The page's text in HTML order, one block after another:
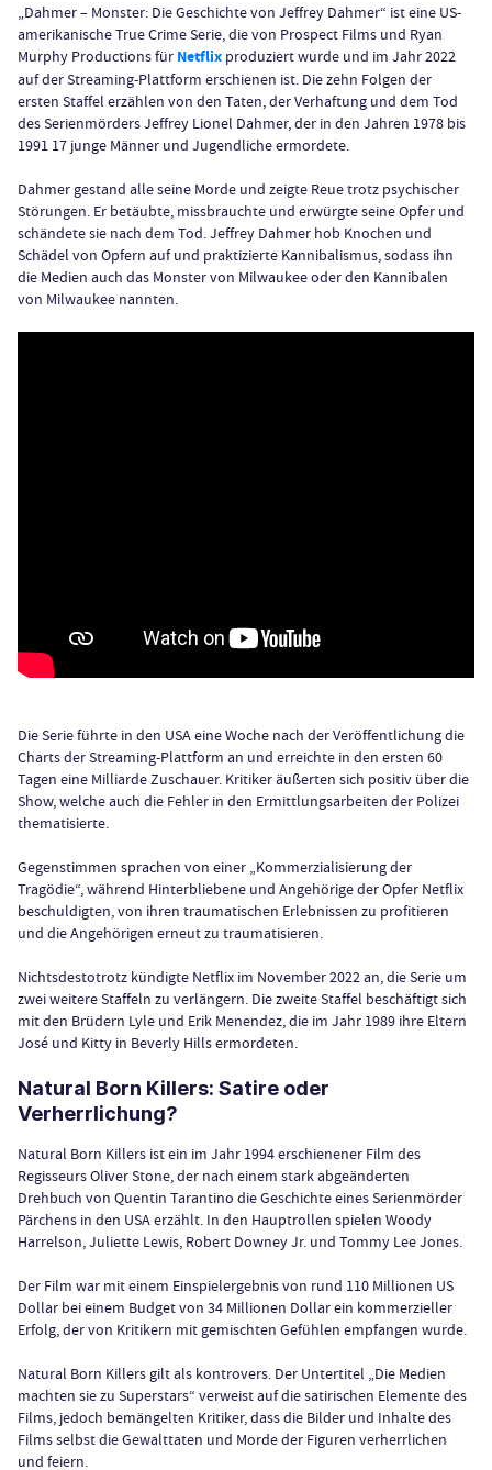
„Dahmer – Monster: Die Geschichte von Jeffrey Dahmer“ ist eine US-
amerikanische True Crime Serie, die von Prospect Films und Ryan
Murphy Productions für Netflix produziert wurde und im Jahr 2022
auf der Streaming-Plattform erschienen ist. Die zehn Folgen der
ersten Staffel erzählen von den Taten, der Verhaftung und dem Tod
des Serienmörders Jeffrey Lionel Dahmer, der in den Jahren 1978 bis
1991 17 junge Männer und Jugendliche ermordete.
Dahmer gestand alle seine Morde und zeigte Reue trotz psychischer
Störungen. Er betäubte, missbrauchte und erwürgte seine Opfer und
schändete sie nach dem Tod. Jeffrey Dahmer hob Knochen und
Schädel von Opfern auf und praktizierte Kannibalismus, sodass ihn
die Medien auch das Monster von Milwaukee oder den Kannibalen
von Milwaukee nannten.
Die Serie führte in den USA eine Woche nach der Veröffentlichung die
Charts der Streaming-Plattform an und erreichte in den ersten 60
Tagen eine Milliarde Zuschauer. Kritiker äußerten sich positiv über die
Show, welche auch die Fehler in den Ermittlungsarbeiten der Polizei
thematisierte.
Gegenstimmen sprachen von einer „Kommerzialisierung der
Tragödie“, während Hinterbliebene und Angehörige der Opfer Netflix
beschuldigten, von ihren traumatischen Erlebnissen zu profitieren
und die Angehörigen erneut zu traumatisieren.
Nichtsdestotrotz kündigte Netflix im November 2022 an, die Serie um
zwei weitere Staffeln zu verlängern. Die zweite Staffel beschäftigt sich
mit den Brüdern Lyle und Erik Menendez, die im Jahr 1989 ihre Eltern
José und Kitty in Beverly Hills ermordeten.
Natural Born Killers: Satire oder
Verherrlichung?
Natural Born Killers ist ein im Jahr 1994 erschienener Film des
Regisseurs Oliver Stone, der nach einem stark abgeänderten
Drehbuch von Quentin Tarantino die Geschichte eines Serienmörder
Pärchens in den USA erzählt. In den Hauptrollen spielen Woody
Harrelson, Juliette Lewis, Robert Downey Jr. und Tommy Lee Jones.
Der Film war mit einem Einspielergebnis von rund 110 Millionen US
Dollar bei einem Budget von 34 Millionen Dollar ein kommerzieller
Erfolg, der von Kritikern mit gemischten Gefühlen empfangen wurde.
Natural Born Killers gilt als kontrovers. Der Untertitel „Die Medien
machten sie zu Superstars“ verweist auf die satirischen Elemente des
Films, jedoch bemängelten Kritiker, dass die Bilder und Inhalte des
Films selbst die Gewalttaten und Morde der Figuren verherrlichen
und feiern.